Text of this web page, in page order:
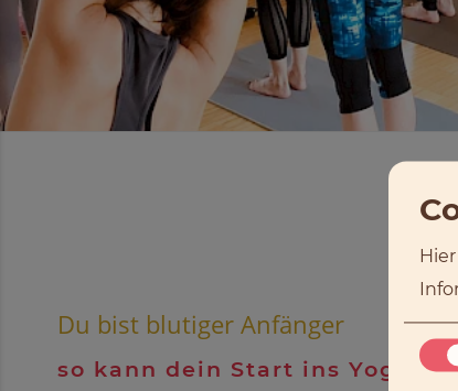
Du bist blutiger Anfänger
so kann dein Start ins Yoga